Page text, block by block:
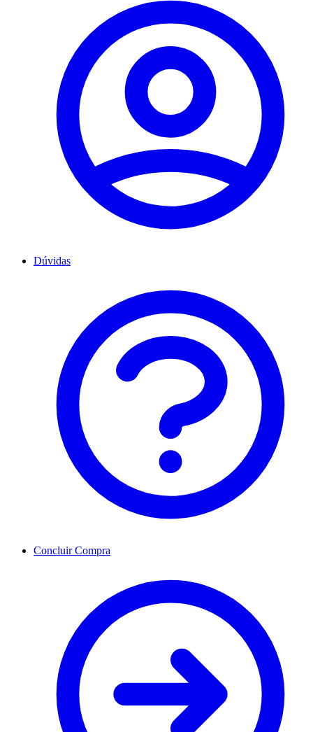
Dúvidas
Concluir Compra